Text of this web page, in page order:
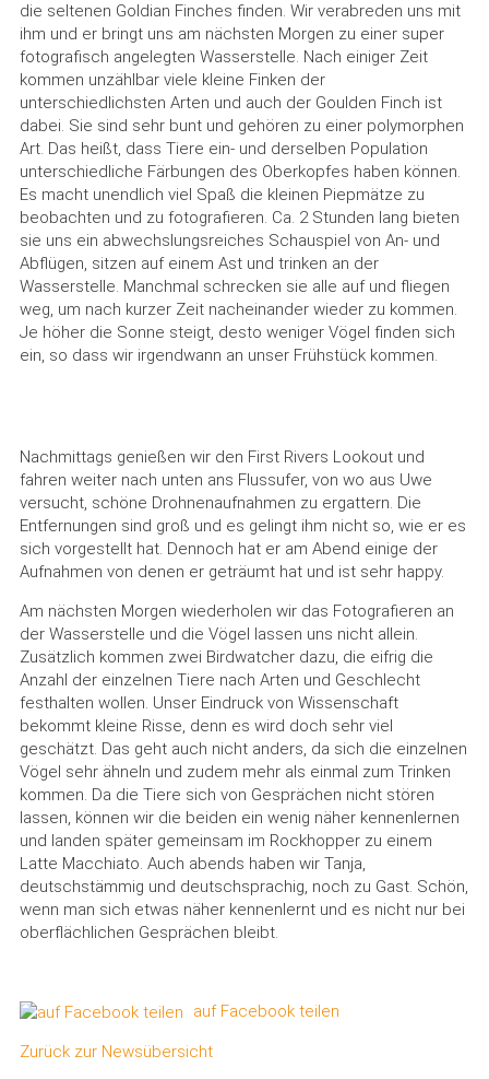
die seltenen Goldian Finches finden. Wir verabreden uns mit
ihm und er bringt uns am nächsten Morgen zu einer super
fotografisch angelegten Wasserstelle. Nach einiger Zeit
kommen unzählbar viele kleine Finken der
unterschiedlichsten Arten und auch der Goulden Finch ist
dabei. Sie sind sehr bunt und gehören zu einer polymorphen
Art. Das heißt, dass Tiere ein- und derselben Population
unterschiedliche Färbungen des Oberkopfes haben können.
Es macht unendlich viel Spaß die kleinen Piepmätze zu
beobachten und zu fotografieren. Ca. 2 Stunden lang bieten
sie uns ein abwechslungsreiches Schauspiel von An- und
Abflügen, sitzen auf einem Ast und trinken an der
Wasserstelle. Manchmal schrecken sie alle auf und fliegen
weg, um nach kurzer Zeit nacheinander wieder zu kommen.
Je höher die Sonne steigt, desto weniger Vögel finden sich
ein, so dass wir irgendwann an unser Frühstück kommen.
Nachmittags genießen wir den First Rivers Lookout und
fahren weiter nach unten ans Flussufer, von wo aus Uwe
versucht, schöne Drohnenaufnahmen zu ergattern. Die
Entfernungen sind groß und es gelingt ihm nicht so, wie er es
sich vorgestellt hat. Dennoch hat er am Abend einige der
Aufnahmen von denen er geträumt hat und ist sehr happy.
Am nächsten Morgen wiederholen wir das Fotografieren an
der Wasserstelle und die Vögel lassen uns nicht allein.
Zusätzlich kommen zwei Birdwatcher dazu, die eifrig die
Anzahl der einzelnen Tiere nach Arten und Geschlecht
festhalten wollen. Unser Eindruck von Wissenschaft
bekommt kleine Risse, denn es wird doch sehr viel
geschätzt. Das geht auch nicht anders, da sich die einzelnen
Vögel sehr ähneln und zudem mehr als einmal zum Trinken
kommen. Da die Tiere sich von Gesprächen nicht stören
lassen, können wir die beiden ein wenig näher kennenlernen
und landen später gemeinsam im Rockhopper zu einem
Latte Macchiato. Auch abends haben wir Tanja,
deutschstämmig und deutschsprachig, noch zu Gast. Schön,
wenn man sich etwas näher kennenlernt und es nicht nur bei
oberflächlichen Gesprächen bleibt.
auf Facebook teilen
Zurück zur Newsübersicht